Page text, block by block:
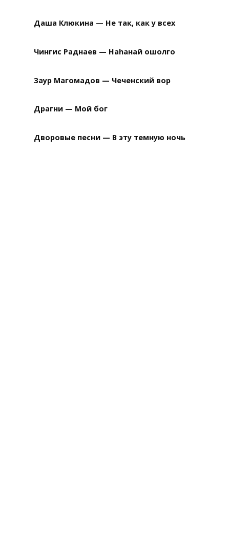
Даша Клюкина — Не так, как у всех
Чингис Раднаев — Наhанай ошолго
Заур Магомадов — Чеченский вор
Драгни — Мой бог
Дворовые песни — В эту темную ночь